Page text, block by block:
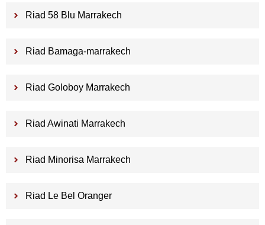
Riad 58 Blu Marrakech
Riad Bamaga-marrakech
Riad Goloboy Marrakech
Riad Awinati Marrakech
Riad Minorisa Marrakech
Riad Le Bel Oranger